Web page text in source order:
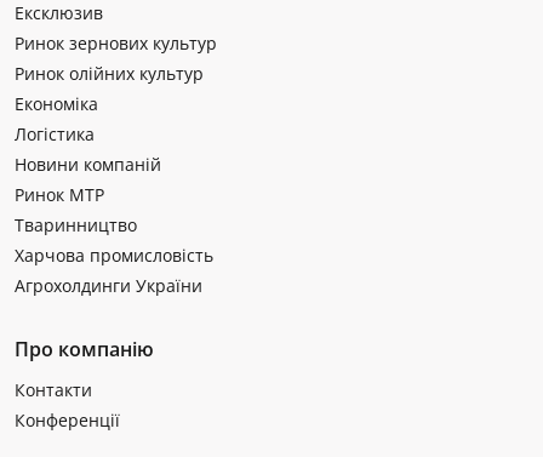
Ексклюзив
Ринок зернових культур
Ринок олійних культур
Економіка
Логістика
Новини компаній
Ринок МТР
Тваринництво
Харчова промисловість
Агрохолдинги України
Про компанію
Контакти
Конференції